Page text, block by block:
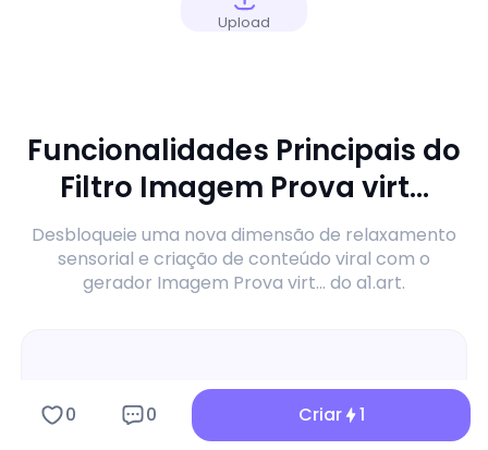
Upload
Funcionalidades Principais do
Filtro Imagem Prova virt...
Desbloqueie uma nova dimensão de relaxamento
sensorial e criação de conteúdo viral com o
gerador Imagem Prova virt... do a1.art.
0 0 Criar 1